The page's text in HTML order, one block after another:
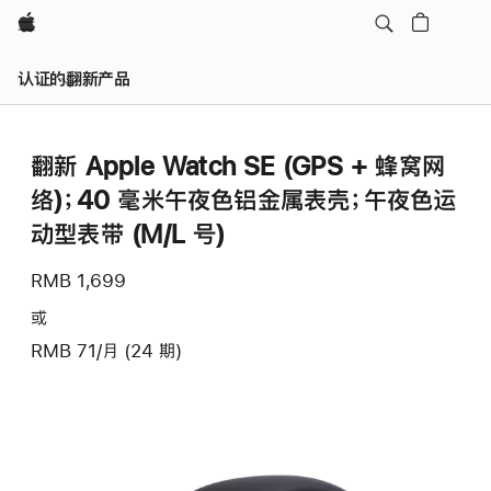
Apple
认证的翻新产品
翻新 Apple Watch SE (GPS + 蜂窝网
络)；40 毫米午夜色铝金属表壳；午夜色运
动型表带 (M/L 号)
RMB 1,699
或
RMB 71/月 (24 期)